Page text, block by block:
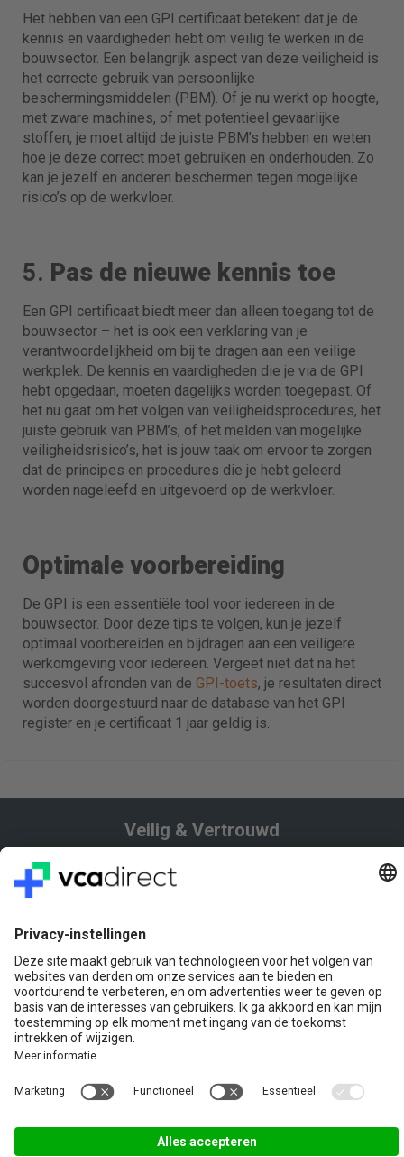
Het hebben van een GPI certificaat betekent dat je de
kennis en vaardigheden hebt om veilig te werken in de
bouwsector. Een belangrijk aspect van deze veiligheid is
het correcte gebruik van persoonlijke
beschermingsmiddelen (PBM). Of je nu werkt op hoogte,
met zware machines, of met potentieel gevaarlijke
stoffen, je moet altijd de juiste PBM’s hebben en weten
hoe je deze correct moet gebruiken en onderhouden. Zo
kan je jezelf en anderen beschermen tegen mogelijke
risico’s op de werkvloer.
5. Pas de nieuwe kennis toe
Een GPI certificaat biedt meer dan alleen toegang tot de
bouwsector – het is ook een verklaring van je
verantwoordelijkheid om bij te dragen aan een veilige
werkplek. De kennis en vaardigheden die je via de GPI
hebt opgedaan, moeten dagelijks worden toegepast. Of
het nu gaat om het volgen van veiligheidsprocedures, het
juiste gebruik van PBM’s, of het melden van mogelijke
veiligheidsrisico’s, het is jouw taak om ervoor te zorgen
dat de principes en procedures die je hebt geleerd
worden nageleefd en uitgevoerd op de werkvloer.
Optimale voorbereiding
De GPI is een essentiële tool voor iedereen in de
bouwsector. Door deze tips te volgen, kun je jezelf
optimaal voorbereiden en bijdragen aan een veiligere
werkomgeving voor iedereen. Vergeet niet dat na het
succesvol afronden van de GPI-toets, je resultaten direct
worden doorgestuurd naar de database van het GPI
register en je certificaat 1 jaar geldig is.
Veilig & Vertrouwd
Vragen? Bel ons gerust:
of stuur ons een e-mail
Contact
VCA Direct
Louis Braillelaan 80
Algemene voorwaarden Privacy Statement Disclaimer